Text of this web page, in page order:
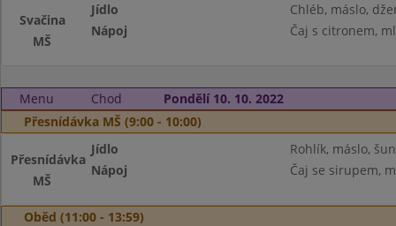
Svačina
MŠ
Jídlo
Chléb, máslo,
Nápoj
Čaj s citronem,
Menu Chod
Pondělí 10. 10. 2022
Přesnídávka MŠ (9:00 - 10:00)
Přesnídávka
MŠ
Jídlo
Rohlík, máslo,
Nápoj
Čaj se sirupem,
Oběd (11:00 - 13:59)